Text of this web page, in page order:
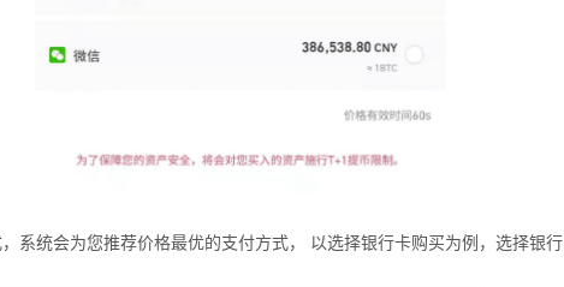
系统会为您推荐价格最优的支付方式， 以选择银行卡购买为例，选择银行